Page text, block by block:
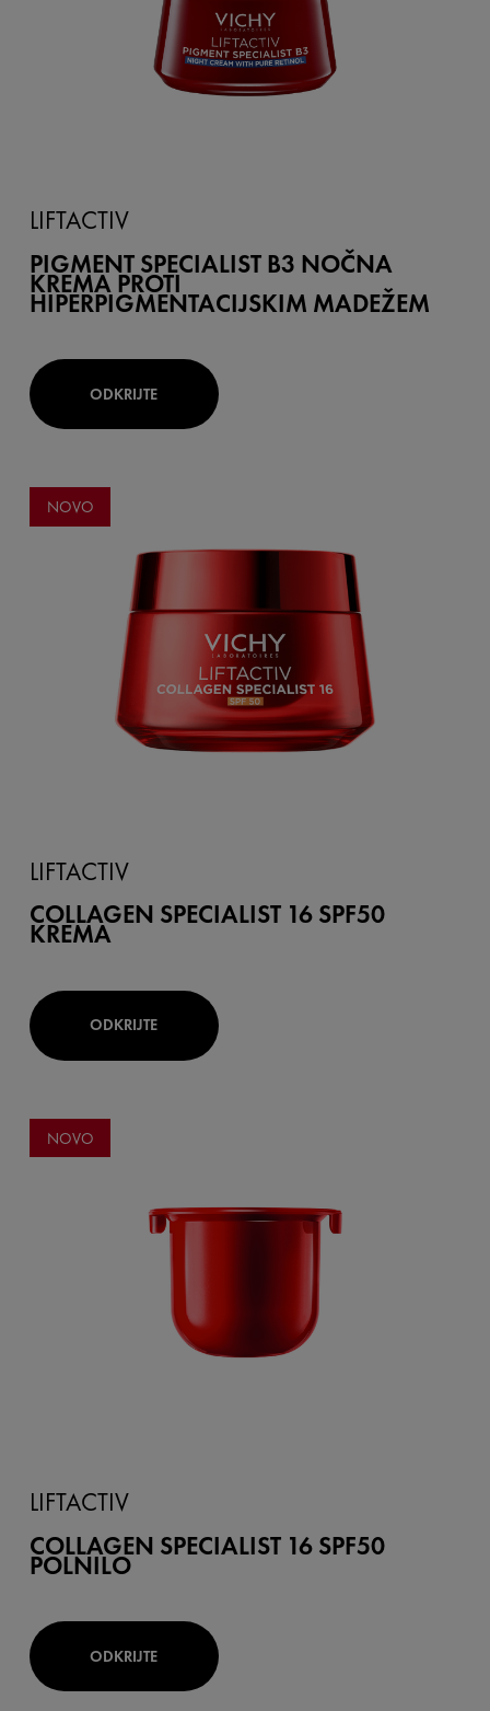
LIFTACTIV
PIGMENT SPECIALIST B3 NOČNA
KREMA PROTI
HIPERPIGMENTACIJSKIM MADEŽEM
ODKRIJTE
NOVO
LIFTACTIV
COLLAGEN SPECIALIST 16 SPF50
KREMA
ODKRIJTE
NOVO
LIFTACTIV
COLLAGEN SPECIALIST 16 SPF50
POLNILO
ODKRIJTE